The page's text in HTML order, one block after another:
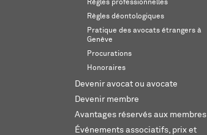
Règles professionnelles
Règles déontologiques
Pratique des avocats étrangers à
Genève
Procurations
Honoraires
Devenir avocat ou avocate
Devenir membre
Avantages réservés aux membres
Événements associatifs, prix et